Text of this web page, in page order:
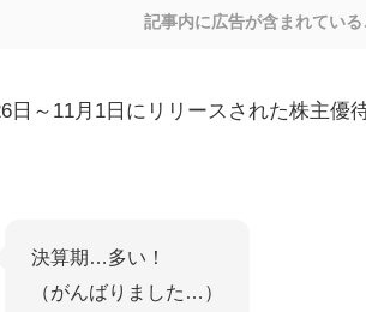
記事内に広告が含まれてい
日～11月1日にリリースされた株主優
決算期…多い！
（がんばりました…）